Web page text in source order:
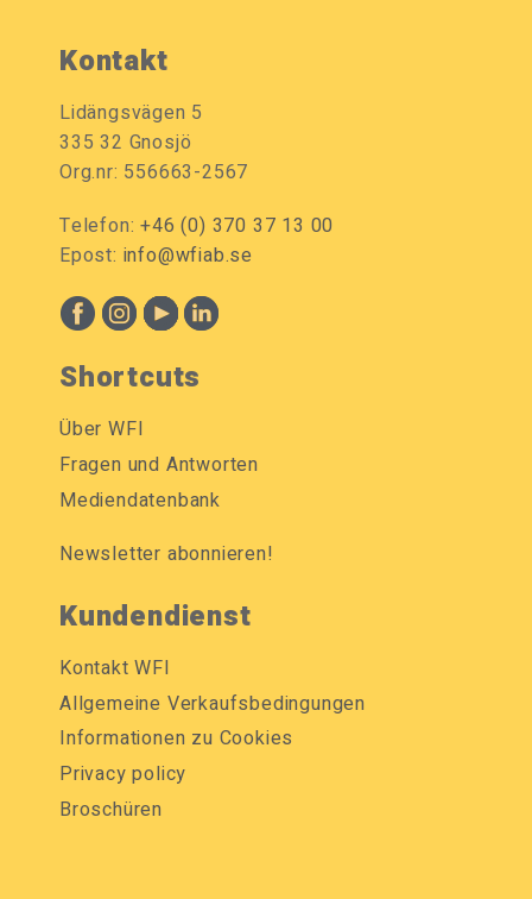
Kontakt
Lidängsvägen 5
335 32 Gnosjö
Org.nr: 556663-2567
Telefon:+46 (0) 370 37 13 00
Epost: info@wfiab.se
Shortcuts
Über WFI
Fragen und Antworten
Mediendatenbank
Newsletter abonnieren!
Kundendienst
Kontakt WFI
Allgemeine Verkaufsbedingungen
Informationen zu Cookies
Privacy policy
Broschüren